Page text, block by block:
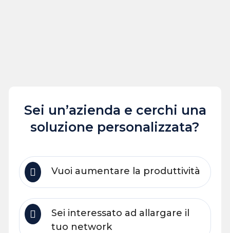
Sei un’azienda e cerchi una
soluzione personalizzata?
Vuoi aumentare la produttività
Sei interessato ad allargare il
tuo network